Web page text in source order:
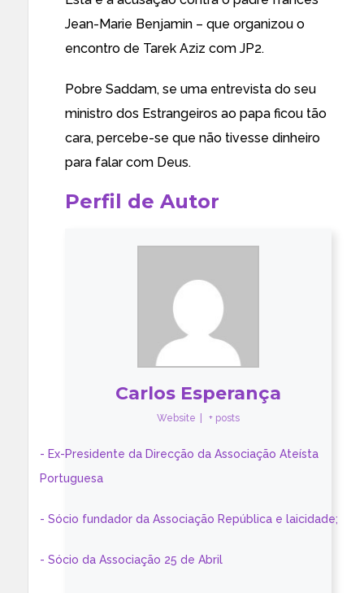
Jean-Marie Benjamin – que organizou o
encontro de Tarek Aziz com JP2.
Pobre Saddam, se uma entrevista do seu
ministro dos Estrangeiros ao papa ficou tão
cara, percebe-se que não tivesse dinheiro
para falar com Deus.
Perfil de Autor
Carlos Esperança
Website + posts
- Ex-Presidente da Direcção da Associação Ateísta
Portuguesa
- Sócio fundador da Associação República e laicidade;
- Sócio da Associação 25 de Abril